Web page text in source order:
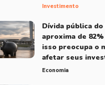
Investimento
Dívida pública
aproxima de
isso preocupa o
afetar seus
Economia